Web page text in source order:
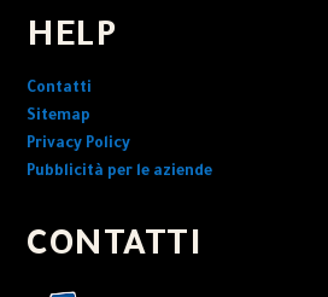
HELP
Contatti
Sitemap
Privacy Policy
Pubblicità per le aziende
CONTATTI